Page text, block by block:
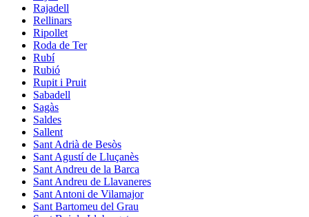
Rajadell
Rellinars
Ripollet
Roda de Ter
Rubí
Rubió
Rupit i Pruit
Sabadell
Sagàs
Saldes
Sallent
Sant Adrià de Besòs
Sant Agustí de Lluçanès
Sant Andreu de la Barca
Sant Andreu de Llavaneres
Sant Antoni de Vilamajor
Sant Bartomeu del Grau